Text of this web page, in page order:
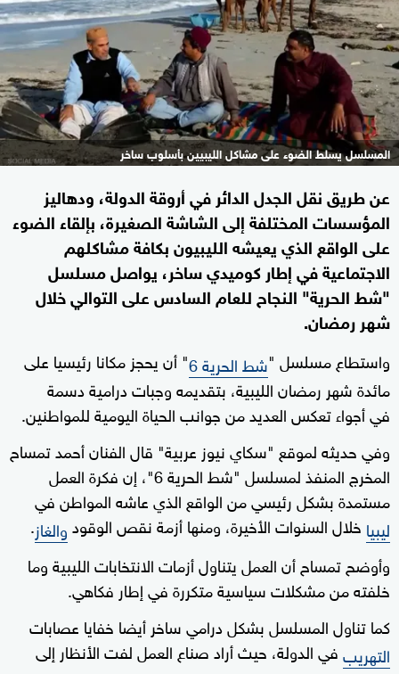
المسلسل يسلط الضوء على مشاكل الليبيين بأسلوب ساخر
عن طريق نقل الجدل الدائر في أروقة الدولة، ودهاليز
المؤسسات المختلفة إلى الشاشة الصغيرة، بإلقاء الضوء
على الواقع الذي يعيشه الليبيون بكافة مشاكلهم
الاجتماعية في إطار كوميدي ساخر، يواصل مسلسل
"شط الحرية" النجاح للعام السادس على التوالي خلال
شهر رمضان.
واستطاع مسلسل "شط الحرية 6 " أن يحجز مكانا رئيسيا على
مائدة شهر رمضان الليبية، بتقديمه وجبات درامية دسمة
في أجواء تعكس العديد من جوانب الحياة اليومية للمواطنين.
وفي حديثه لموقع "سكاي نيوز عربية" قال الفنان أحمد تمساح
المخرج المنفذ لمسلسل "شط الحرية 6"، إن فكرة العمل
مستمدة بشكل رئيسي من الواقع الذي عاشه المواطن في
ليبيا خلال السنوات الأخيرة، ومنها أزمة نقص الوقودوالغاز.
وأوضح تمساح أن العمل يتناول أزمات الانتخابات الليبية وما
خلفته من مشكلات سياسية متكررة في إطار فكاهي.
كما تناول المسلسل بشكل درامي ساخر أيضا خفايا عصابات
التهريبفي الدولة، حيث أراد صناع العمل لفت الأنظار إلى